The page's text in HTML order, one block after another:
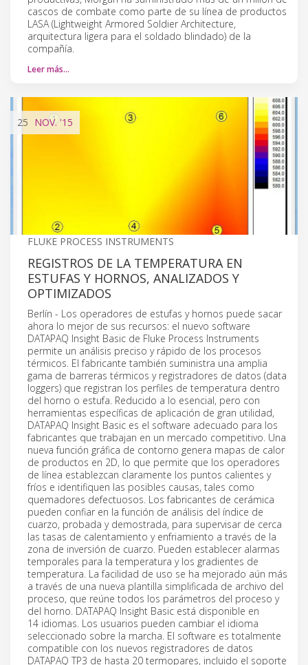
cascos de combate como parte de su línea de productos
LASA (Lightweight Armored Soldier Architecture,
arquitectura ligera para el soldado blindado) de la
compañía.
Leer más…
25 NOV.'15
FLUKE PROCESS INSTRUMENTS
REGISTROS DE LA TEMPERATURA EN
ESTUFAS Y HORNOS, ANALIZADOS Y
OPTIMIZADOS
Berlín - Los operadores de estufas y hornos puede sacar
ahora lo mejor de sus recursos: el nuevo software
DATAPAQ Insight Basic de Fluke Process Instruments
permite un análisis preciso y rápido de los procesos
térmicos. El fabricante también suministra una amplia
gama de barreras térmicos y registradores de datos (data
loggers) que registran los perfiles de temperatura dentro
del horno o estufa. Reducido a lo esencial, pero con
herramientas específicas de aplicación de gran utilidad,
DATAPAQ Insight Basic es el software adecuado para los
fabricantes que trabajan en un mercado competitivo. Una
nueva función gráfica de contorno genera mapas de calor
de productos en 2D, lo que permite que los operadores
de línea establezcan claramente los puntos calientes y
fríos e identifiquen las posibles causas, tales como
quemadores defectuosos. Los fabricantes de cerámica
pueden confiar en la función de análisis del índice de
cuarzo, probada y demostrada, para supervisar de cerca
las tasas de calentamiento y enfriamiento a través de la
zona de inversión de cuarzo. Pueden establecer alarmas
temporales para la temperatura y los gradientes de
temperatura. La facilidad de uso se ha mejorado aún más
a través de una nueva plantilla simplificada de archivo del
proceso, que reúne todos los parámetros del proceso y
del horno. DATAPAQ Insight Basic está disponible en
14 idiomas. Los usuarios pueden cambiar el idioma
seleccionado sobre la marcha. El software es totalmente
compatible con los nuevos registradores de datos
DATAPAQ TP3 de hasta 20 termopares, incluido el soporte